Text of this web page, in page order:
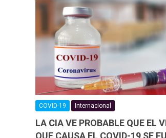
COVID-19 Internacional
LA CIA VE PROBABLE QUE EL